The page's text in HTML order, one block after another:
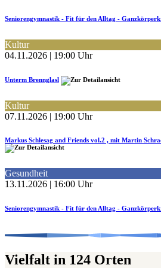
Seniorengymnastik - Fit für den Alltag -
Kultur
04.11.2026 | 19:00 Uhr
Unterm Brennglasl
Kultur
07.11.2026 | 19:00 Uhr
Markus Schlesag and Friends vol.2 , mit Martin
Gesundheit
13.11.2026 | 16:00 Uhr
Seniorengymnastik - Fit für den Alltag -
Vielfalt in 124 Orten